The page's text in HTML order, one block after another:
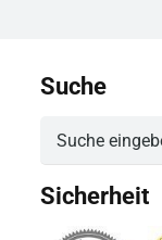
Suche
Sicherheit